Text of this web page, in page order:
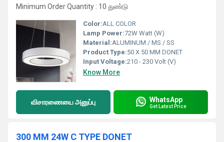
Minimum Order Quantity : 10 துண்டு
Color:ALL COLOR
Lamp Power:72W Watt (W)
Material:ALUMINUM / MS / SS
Product Type:50 X 50 MM DONET
Input Voltage:210 - 230 Volt (V)
Know More
விசாரணையை அனுப்பு WhatsApp
Get Latest Price
300 MM 24W C TYPE DONET